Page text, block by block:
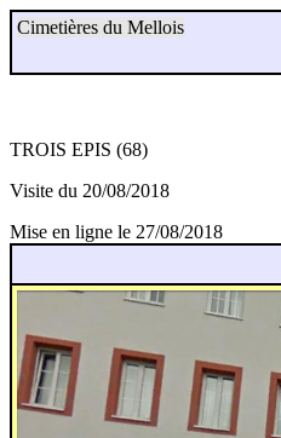
Cimetières du Mellois
TROIS EPIS (68)
Visite du 20/08/2018
Mise en ligne le 27/08/2018